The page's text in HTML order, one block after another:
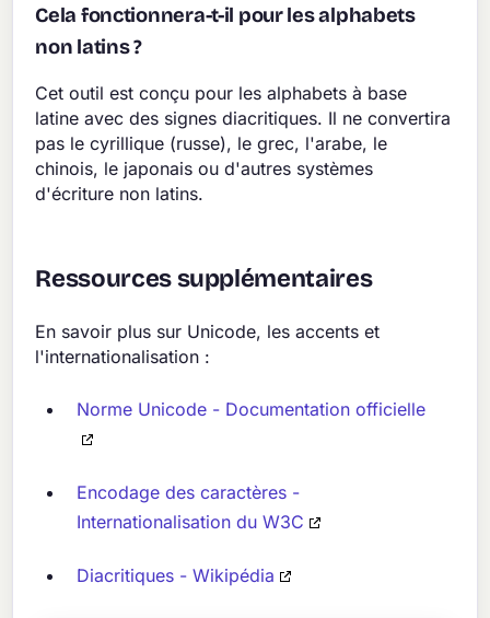
Cela fonctionnera-t-il pour les alphabets
non latins ?
Cet outil est conçu pour les alphabets à base
latine avec des signes diacritiques. Il ne convertira
pas le cyrillique (russe), le grec, l'arabe, le
chinois, le japonais ou d'autres systèmes
d'écriture non latins.
Ressources supplémentaires
En savoir plus sur Unicode, les accents et
l'internationalisation :
Norme Unicode - Documentation officielle
Encodage des caractères -
Internationalisation du W3C
Diacritiques - Wikipédia